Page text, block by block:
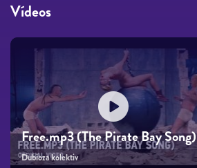
Vídeos
Free.mp3 (The Pirate Bay Song)
Dubioza kolektiv